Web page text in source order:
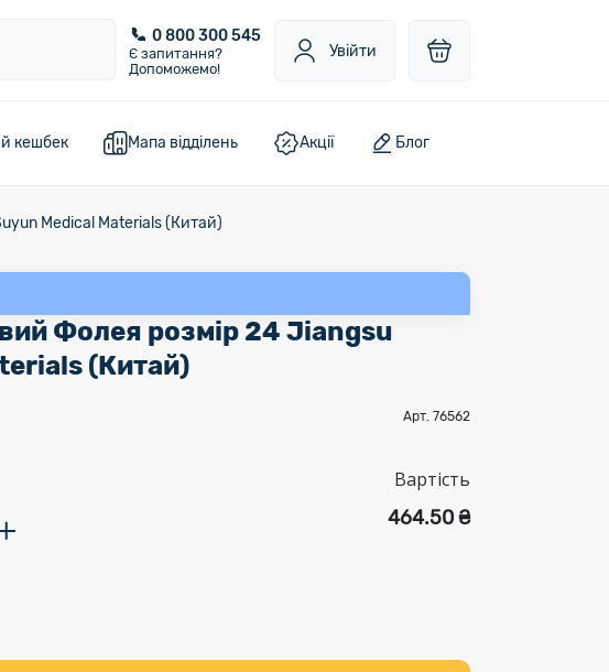
0 800 300 545
Є запитання?
Допоможемо!
Увійти
кешбек Мапа відділень Акції Блог
Medical Materials (Китай)
Фолея розмір 24 Jiangsu
(Китай)
Арт. 76562
Вартість
464.50 ₴